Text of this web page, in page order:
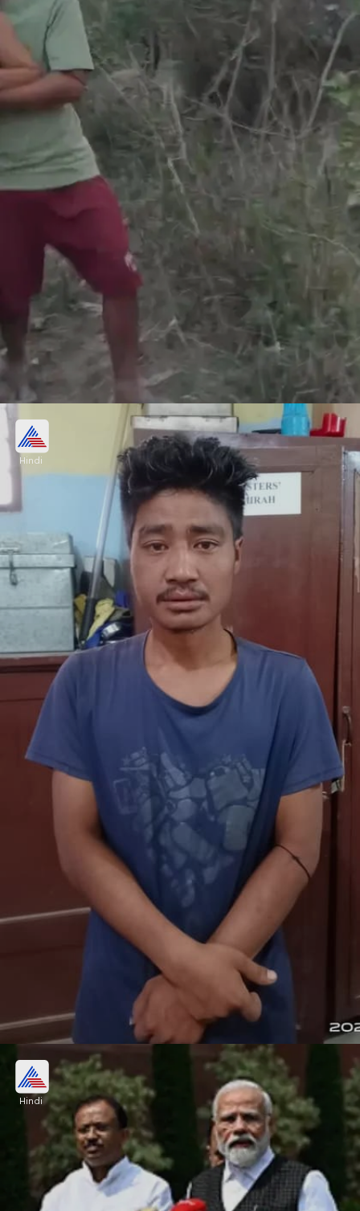
शिकायत के बाद भी कार्रवाई नहीं
पीड़िताओं के रिश्तेदारों ने 18 मई को गैंगरेप की शिकायत की।
एफआईआर के अलावा कोई कार्रवाई नहीं की हालांकि, वीडियो
वायरल होने के बाद पुलिस भी जागी और एक आरोपी को अरेस्ट
किया।
Image credits: Our own
Hindi
एक आरोपी अरेस्ट
देशभर में हंगामा मचने के बाद पुलिस ने एक आरोपी को अरेस्ट
किया है। आरोपी का नाम हुइरेम हेरोदास मेइतेई है। उसकी उम्र
32 वर्ष है। वह पेची अवांग लीकाई के रहने वाले हैं।
Image credits: Our own
Hindi